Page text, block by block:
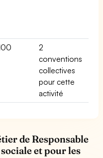
2
conventions
collectives
pour cette
activité
de Responsable
et pour les